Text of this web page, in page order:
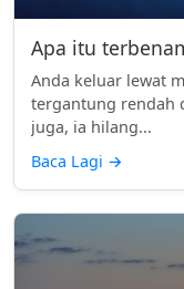
Apa itu
Anda keluar lewat
tergantung rendah
juga, ia hilang...
Baca Lagi →